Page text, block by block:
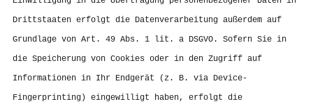
Drittstaaten erfolgt die Datenverarbeitung außerdem auf
Grundlage von Art. 49 Abs. 1 lit. a DSGVO. Sofern Sie in
die Speicherung von Cookies oder in den Zugriff auf
Informationen in Ihr Endgerät (z. B. via Device-
Fingerprinting) eingewilligt haben, erfolgt die